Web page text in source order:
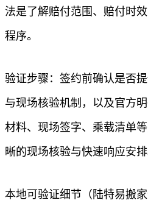
法是了解赔付范围、赔付时
程序。
验证步骤：签约前确认是否
与现场核验机制，以及官方
材料、现场签字、乘载清单
晰的现场核验与快速响应安排
本地可验证细节（陆特易搬